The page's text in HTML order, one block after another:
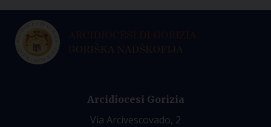
Arcidiocesi Gorizia
Via Arcivescovado, 2